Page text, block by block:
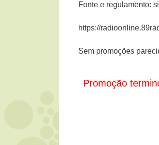
Fonte e regulamento:
https://
Sem promoções
Promoção